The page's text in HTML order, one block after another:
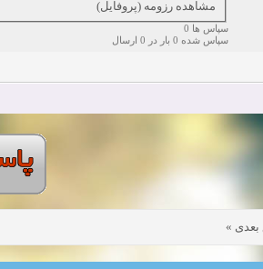
مشاهده رزومه (پروفایل)
سپاس ها 0
سپاس شده 0 بار در 0 ارسال
»